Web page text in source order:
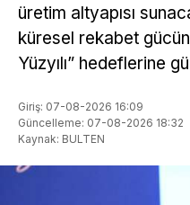
üretim altyapısı
küresel rekabet
Yüzyılı” hedeflerine
Giriş: 07-08-2026 16:09
Güncelleme: 07-08-2026 18:32
Kaynak: BULTEN